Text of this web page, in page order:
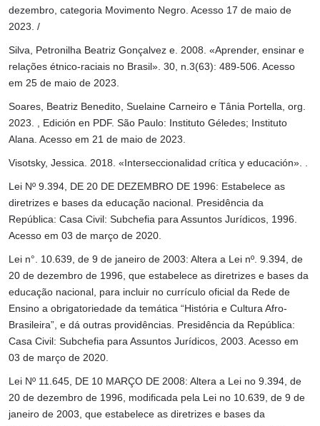
dezembro, categoria Movimento Negro. Acesso 17 de maio de
2023. /
Silva, Petronilha Beatriz Gonçalvez e. 2008. «Aprender, ensinar e
relações étnico-raciais no Brasil». 30, n.3(63): 489-506. Acesso
em 25 de maio de 2023.
Soares, Beatriz Benedito, Suelaine Carneiro e Tânia Portella, org.
2023. , Edición en PDF. São Paulo: Instituto Géledes; Instituto
Alana. Acesso em 21 de maio de 2023.
Visotsky, Jessica. 2018. «Interseccionalidad crítica y educación». .
Lei Nº 9.394, DE 20 DE DEZEMBRO DE 1996: Estabelece as
diretrizes e bases da educação nacional. Presidência da
República: Casa Civil: Subchefia para Assuntos Jurídicos, 1996.
Acesso em 03 de março de 2020.
Lei n°. 10.639, de 9 de janeiro de 2003: Altera a Lei nº. 9.394, de
20 de dezembro de 1996, que estabelece as diretrizes e bases da
educação nacional, para incluir no currículo oficial da Rede de
Ensino a obrigatoriedade da temática “História e Cultura Afro-
Brasileira”, e dá outras providências. Presidência da República:
Casa Civil: Subchefia para Assuntos Jurídicos, 2003. Acesso em
03 de março de 2020.
Lei Nº 11.645, DE 10 MARÇO DE 2008: Altera a Lei no 9.394, de
20 de dezembro de 1996, modificada pela Lei no 10.639, de 9 de
janeiro de 2003, que estabelece as diretrizes e bases da